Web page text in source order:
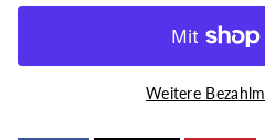
für
Menge
für
Weitere